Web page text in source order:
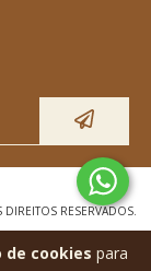
de cookies para
RESERVADOS.